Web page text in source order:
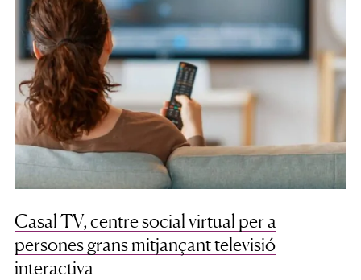
Casal TV, centre social virtual per a
persones grans mitjançant televisió
interactiva